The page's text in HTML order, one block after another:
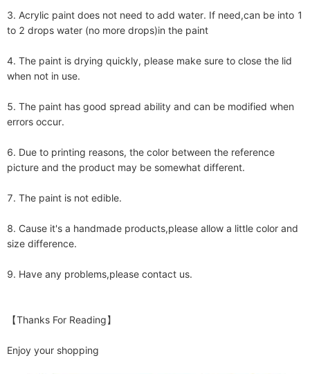
3. Acrylic paint does not need to add water. If need,can be into 1
to 2 drops water (no more drops)in the paint
4. The paint is drying quickly, please make sure to close the lid
when not in use.
5. The paint has good spread ability and can be modified when
errors occur.
6. Due to printing reasons, the color between the reference
picture and the product may be somewhat different.
7. The paint is not edible.
8. Cause it's a handmade products,please allow a little color and
size difference.
9. Have any problems,please contact us.
【Thanks For Reading】
Enjoy your shopping